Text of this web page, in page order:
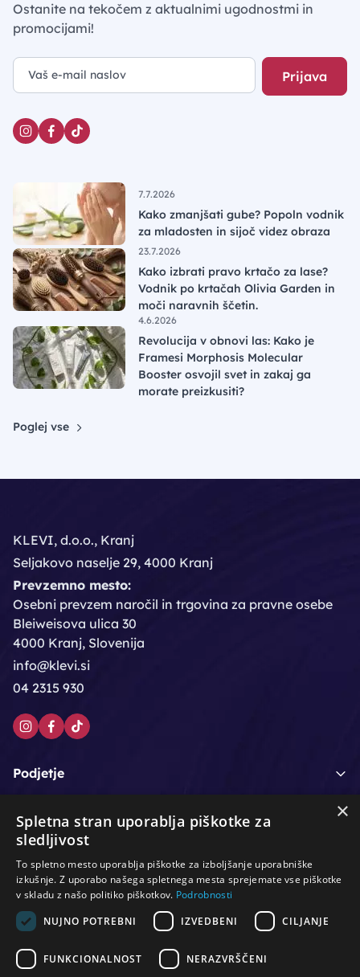
Ostanite na tekočem z aktualnimi ugodnostmi in
promocijami!
Prijava
7.7.2026
Kako zmanjšati gube? Popoln vodnik
za mladosten in sijoč videz obraza
23.7.2026
Kako izbrati pravo krtačo za lase?
Vodnik po krtačah Olivia Garden in
moči naravnih ščetin.
4.6.2026
Revolucija v obnovi las: Kako je
Framesi Morphosis Molecular
Booster osvojil svet in zakaj ga
morate preizkusiti?
Poglej vse
KLEVI, d.o.o., Kranj
Seljakovo naselje 29, 4000 Kranj
Prevzemno mesto:
Osebni prevzem naročil in trgovina za pravne osebe
Bleiweisova ulica 30
4000 Kranj, Slovenija
info@klevi.si
04 2315 930
Podjetje
Moj račun
Podpora strankam
Lasje & nega las / Roke & nohti / Orodje - kozmetično /
Oprema za salone / Čistoča & zaščita / Ostalo
×
Spletna stran uporablja piškotke za
sledljivost
To spletno mesto uporablja piškotke za izboljšanje uporabniške
izkušnje. Z uporabo našega spletnega mesta sprejemate vse piškotke
v skladu z našo politiko piškotkov. Podrobnosti
NUJNO POTREBNI
IZVEDBENI CILJANJE
FUNKCIONALNOST NERAZVRŠČENI